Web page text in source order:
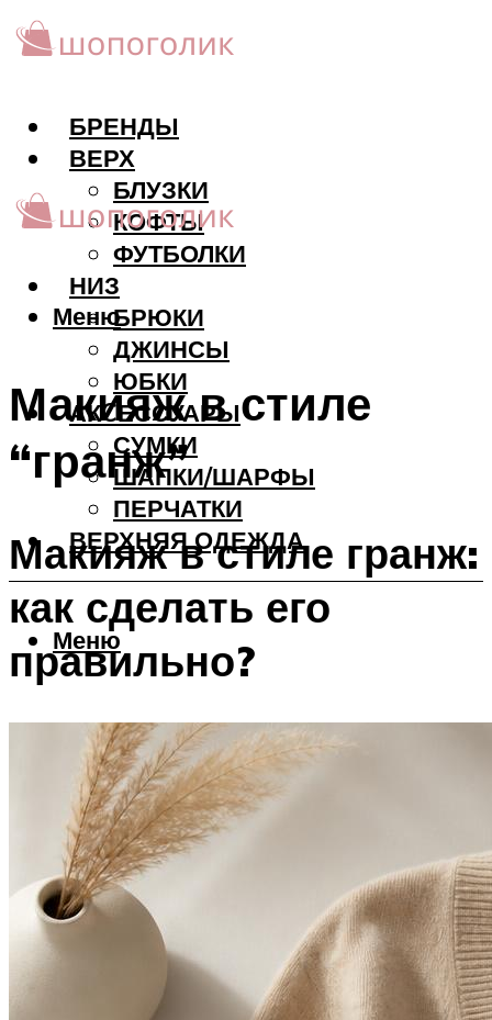
БРЕНДЫ
ВЕРХ
БЛУЗКИ
КОФТЫ
ФУТБОЛКИ
НИЗ
БРЮКИ
ДЖИНСЫ
ЮБКИ
АКCЕССУАРЫ
СУМКИ
ШАПКИ/ШАРФЫ
ПЕРЧАТКИ
ВЕРХНЯЯ ОДЕЖДА
Меню
Меню
Макияж в стиле
“гранж”
Макияж в стиле гранж:
как сделать его
правильно?